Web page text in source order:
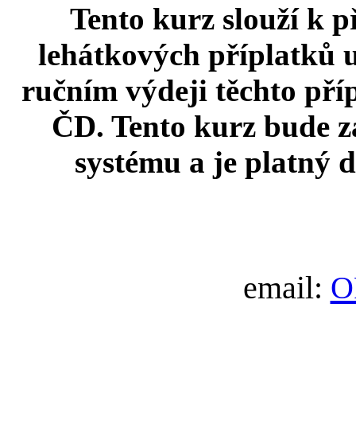
Tento kurz slouží k
lehátkových příplatků
ručním výdeji těchto
ČD. Tento kurz bude
systému a je platný
email: